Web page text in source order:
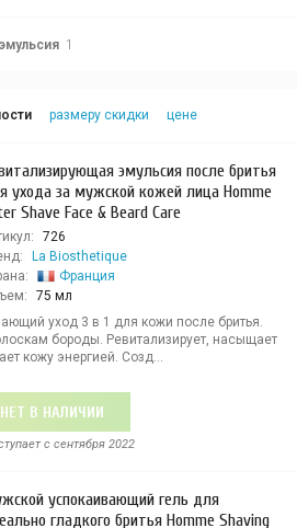
эмульсия 1
размеру скидки цене
эмульсия после бритья
ухода за мужской кожей лица Homme
Shave Face & Beard Care
726
La Biosthetique
Франция
75 мл
уход 3 в 1 для кожи после бритья.
бороды. Ревитализирует, насыщает
кожу энергией. Созд...
НЕТ В НАЛИЧИИ
c сентября 2022
успокаивающий гель для
гладкого бритья Homme Shaving